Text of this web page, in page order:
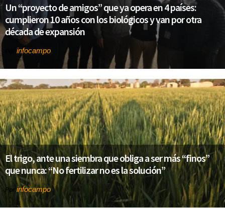
Un “proyecto de amigos” que ya opera en 4 países:
cumplieron 10 años con los biológicos y van por otra
década de expansión
infocampo
El trigo, ante una siembra que obliga a ser más “finos”
que nunca: “No fertilizar no es la solución”
Por infocampo